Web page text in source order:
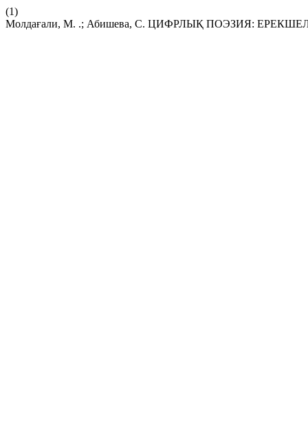
(1)
Молдағали, М. .; Абишева, С. ЦИФРЛЫҚ ПОЭЗИЯ: